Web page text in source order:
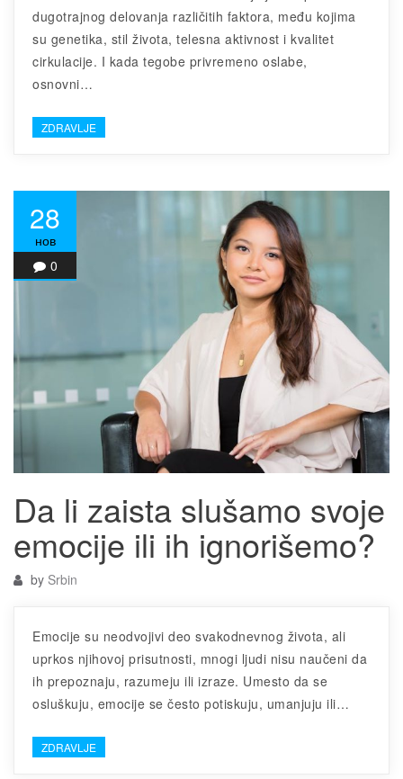
dugotrajnog delovanja različitih faktora, među kojima
su genetika, stil života, telesna aktivnost i kvalitet
cirkulacije. I kada tegobe privremeno oslabe,
osnovni…
ZDRAVLJE
28
нов
0
Da li zaista slušamo svoje
emocije ili ih ignorišemo?
by Srbin
Emocije su neodvojivi deo svakodnevnog života, ali
uprkos njihovoj prisutnosti, mnogi ljudi nisu naučeni da
ih prepoznaju, razumeju ili izraze. Umesto da se
osluškuju, emocije se često potiskuju, umanjuju ili…
ZDRAVLJE